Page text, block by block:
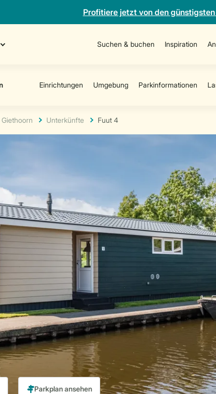
Profitiere jetzt von den
Suchen & buchen Inspiration
Unterkünfte Fuut 4